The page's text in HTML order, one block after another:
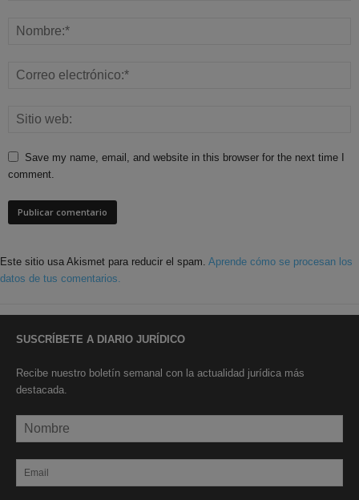
Save my name, email, and website in this browser for the next time I
comment.
Este sitio usa Akismet para reducir el spam. Aprende cómo se procesan los
datos de tus comentarios.
SUSCRÍBETE A DIARIO JURÍDICO
Recibe nuestro boletín semanal con la actualidad jurídica más
destacada.